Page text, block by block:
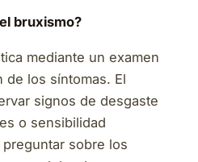
bruxismo?
mediante un examen
de los síntomas. El
signos de desgaste
o sensibilidad
sobre los